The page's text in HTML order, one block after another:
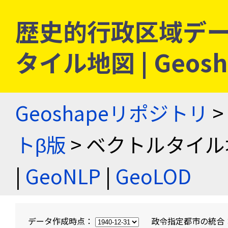
歴史的行政区域デ
タイル地図 |
Geoshapeリポジトリ >
トβ版 > ベクトルタイ
| GeoNLP | GeoLOD
データ作成時点： 政令指定都市の統